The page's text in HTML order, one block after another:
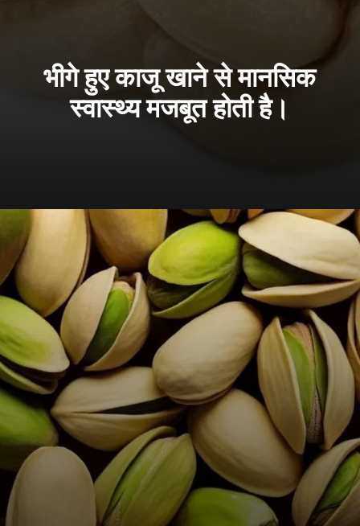
भीगे हुए काजू खाने से मानसिक
स्वास्थ्य मजबूत होती है।